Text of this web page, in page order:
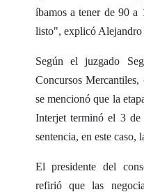
íbamos a tener de 90 a
listo", explicó Alejandro
Según el juzgado
Concursos
se mencionó que la
Interjet terminó el 3
sentencia, en este caso,
El presidente del
refirió que las